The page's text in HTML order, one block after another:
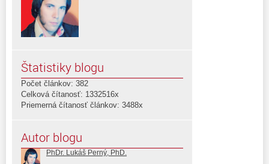
Štatistiky blogu
Počet článkov: 382
Celková čítanosť: 1332516x
Priemerná čítanosť článkov: 3488x
Autor blogu
PhDr. Lukáš Perný, PhD.